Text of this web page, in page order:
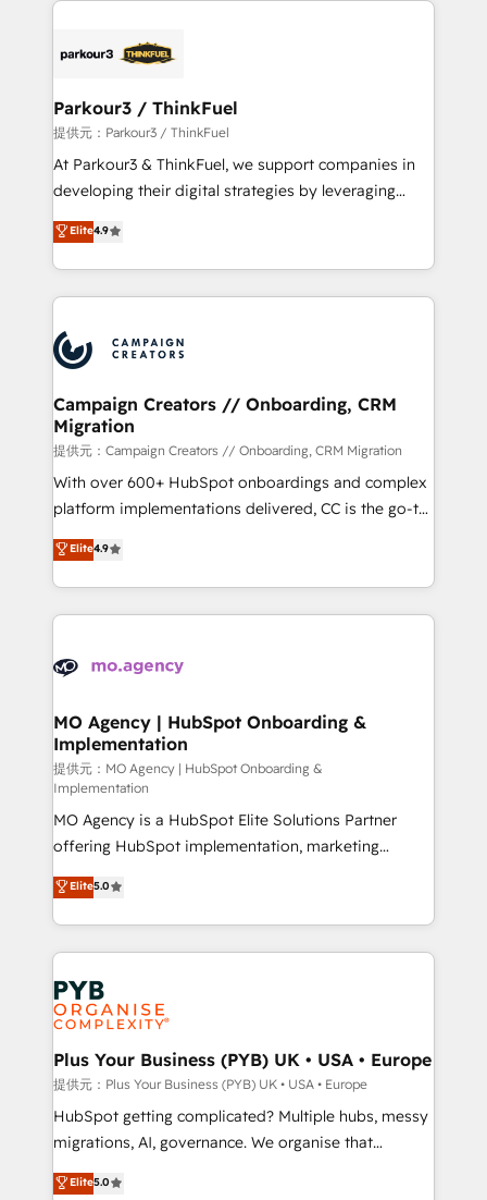
strategies that integrate data-driven marketing,
companies scale faster and smarter. 🔹 BOOMS:
Demand generation for all your buyers With BOOMS,
you invest in 100% of your buyers, accelerating your
growth and positioning yourself as an undisputed
transformation process A methodology designed to
implement HubSpot effectively and optimize your
record of business transformation, our growth-first
approach has helped brands dominate their
Parkour3 / ThinkFuel
提供元：Parkour3 / ThinkFuel
At Parkour3 & ThinkFuel, we support companies in
developing their digital strategies by leveraging
technologies and automating their marketing and
sales processes to generate growth. Our offer spans
from Strategy to Operations. We specialize in CRM
onboarding and implementation, web design, sales
extensive experience working with tech companies
and manufacturers since 2002, we are committed to
empowering our clients and developing their
autonomy. Get to grips with HubSpot through
guided implementation and seamless integration of
the CRM platform into your digital ecosystem. Would
you like support in deploying your inbound
to your needs and sales objectives. With 125+
certifications, we are part of the most certified
services are offered in both English & French.
Elite4.9
Campaign Creators // Onboarding, CRM
Migration
提供元：Campaign Creators // Onboarding, CRM Migration
With over 600+ HubSpot onboardings and complex
platform implementations delivered, CC is the go-to
Elite Solutions Partner for businesses ready to
migrate, replatform, and scale smarter. We specialize
in high-impact CRM and CMS migrations and
onboarding from platforms like Salesforce, NetSuite,
WordPress and legacy CRMs, turning fragmented
architectures that accelerate revenue operations and
performance. - Multi-object CRM migration, cleanup,
and implementation. - Pre-built and custom
integrations across your full tech stack. - Custom
object setup, CMS builds, and full-funnel automation.
- Dashboards, lifecycle campaigns, and lead
nurturing sequences. - Cross-hub setup across
Marketing, Sales, Operations, and Service Hubs. -
Ongoing optimization, managed support, and
scalable retainers. Let’s make HubSpot your most
powerful growth engine. Built to convert, scale, and
drive results.
Elite4.9
MO Agency | HubSpot Onboarding &
Implementation
提供元：MO Agency | HubSpot Onboarding &
Implementation
MO Agency is a HubSpot Elite Solutions Partner
offering HubSpot implementation, marketing
automation, CRM and RevOps consulting, B2B SEO,
paid media, content marketing, AEO and GEO (AI
search optimisation), and HubSpot Content Hub and
WordPress development. We work with enterprise
and growth-led companies across technology,
professional services, financial services and
industrial sectors. Offices in Johannesburg, Cape
Town, Dubai & London. 500+ HubSpot CRM
implementations delivered. AI visibility coverage
across ChatGPT, Claude, Perplexity, Gemini and
Google AI Overviews. HubSpot Impact Award -
Innovation HubSpot Impact Award - Platform
Elite5.0
Plus Your Business (PYB) UK • USA • Europe
提供元：Plus Your Business (PYB) UK • USA • Europe
HubSpot getting complicated? Multiple hubs, messy
migrations, AI, governance. We organise that
complexity, so your team can put HubSpot to work...
Welcome to our Profile! We help with: • CRM
Elite5.0